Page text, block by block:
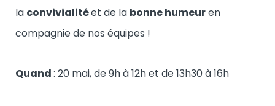
la convivialitéet de la bonne humeuren
compagnie de nos équipes !
Quand: 20 mai, de 9h à 12h et de 13h30 à 16h